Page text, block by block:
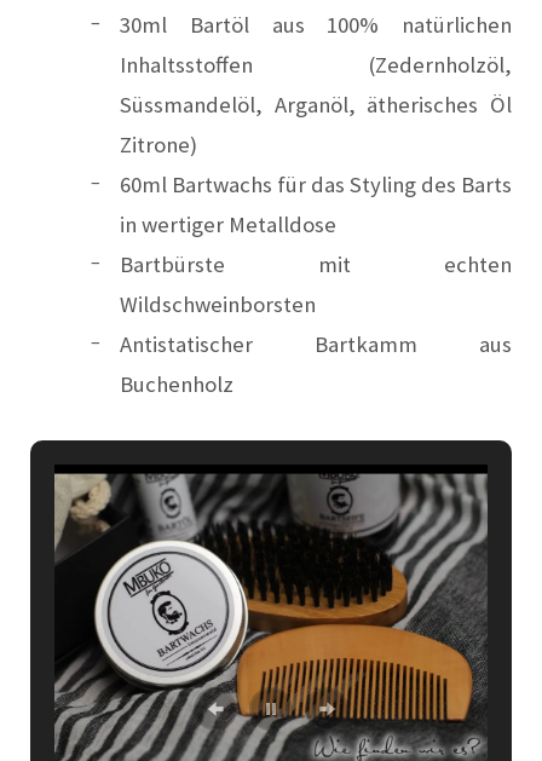
30ml Bartöl aus 100% natürlichen
Inhaltsstoffen (Zedernholzöl,
Süssmandelöl, Arganöl, ätherisches Öl
Zitrone)
60ml Bartwachs für das Styling des Barts
in wertiger Metalldose
Bartbürste mit echten
Wildschweinborsten
Antistatischer Bartkamm aus
Buchenholz